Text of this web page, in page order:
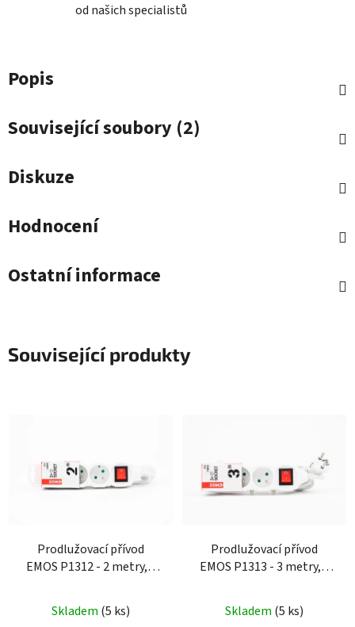
od našich specialistů
Popis
Související soubory (2)
Diskuze
Hodnocení
Ostatní informace
Související produkty
Prodlužovací přívod
EMOS P1312 - 2 metry, 3
Skladem (5 ks)
Prodlužovací přívod
EMOS P1313 - 3 metry, 3
Skladem (5 ks)